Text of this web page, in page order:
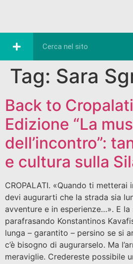
Tag: Sara
Back to
Edizione “La
dell’incontro”:
e cultura sulla
CROPALATI. «Quando ti metterai
devi augurarti che la strada sia
avventure e in esperienze…». E
parafrasando Konstantinos
lunga – garantito – persino se si
c’è bisogno di augurarselo. Ma
meraviglie. Credereste possibile